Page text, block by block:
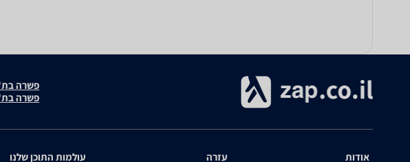
פשרה בת"צ
פשרה בת"צ
אודות עזרה עולמות התוכן שלנו